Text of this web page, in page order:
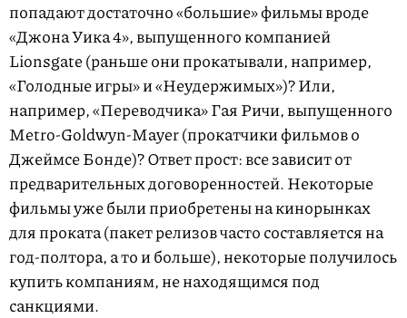
попадают достаточно «большие» фильмы вроде
«Джона Уика 4», выпущенного компанией
Lionsgate (раньше они прокатывали, например,
«Голодные игры» и «Неудержимых»)? Или,
например, «Переводчика» Гая Ричи, выпущенного
Metro-Goldwyn-Mayer (прокатчики фильмов о
Джеймсе Бонде)? Ответ прост: все зависит от
предварительных договоренностей. Некоторые
фильмы уже были приобретены на кинорынках
для проката (пакет релизов часто составляется на
год-полтора, а то и больше), некоторые получилось
купить компаниям, не находящимся под
санкциями.